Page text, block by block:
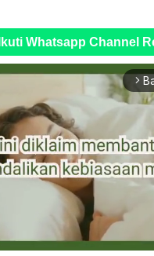
Ikuti Whatsapp Channel
arrow_forward_ios